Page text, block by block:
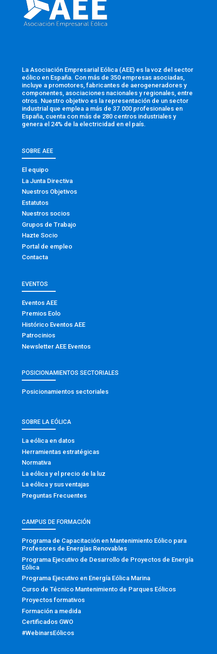
La Asociación Empresarial Eólica (AEE) es la voz del sector
eólico en España. Con más de 350 empresas asociadas,
incluye a promotores, fabricantes de aerogeneradores y
componentes, asociaciones nacionales y regionales, entre
otros. Nuestro objetivo es la representación de un sector
industrial que emplea a más de 37.000 profesionales en
España, cuenta con más de 280 centros industriales y
genera el 24% de la electricidad en el país.
SOBRE AEE
El equipo
La Junta Directiva
Nuestros Objetivos
Estatutos
Nuestros socios
Grupos de Trabajo
Hazte Socio
Portal de empleo
Contacta
EVENTOS
Eventos AEE
Premios Eolo
Histórico Eventos AEE
Patrocinios
Newsletter AEE Eventos
POSICIONAMIENTOS SECTORIALES
Posicionamientos sectoriales
SOBRE LA EÓLICA
La eólica en datos
Herramientas estratégicas
Normativa
La eólica y el precio de la luz
La eólica y sus ventajas
Preguntas Frecuentes
CAMPUS DE FORMACIÓN
Programa de Capacitación en Mantenimiento Eólico para
Profesores de Energías Renovables
Programa Ejecutivo de Desarrollo de Proyectos de Energía
Eólica
Programa Ejecutivo en Energía Eólica Marina
Curso de Técnico Mantenimiento de Parques Eólicos
Proyectos formativos
Formación a medida
Certificados GWO
#WebinarsEólicos